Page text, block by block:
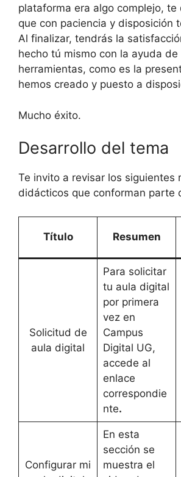
plataforma era algo complejo, te
que con paciencia y disposición
Al finalizar, tendrás la
hecho tú mismo con la ayuda de
herramientas, como es la
hemos creado y puesto a
Mucho éxito.
Desarrollo del tema
Te invito a revisar los siguientes
didácticos que conforman parte
Título Resumen
Solicitud de
aula digital
Para solicitar
tu aula digital
por primera
vez en
Campus
Digital UG,
accede al
enlace
correspondie
nte.
Configurar mi
En esta
sección se
muestra el